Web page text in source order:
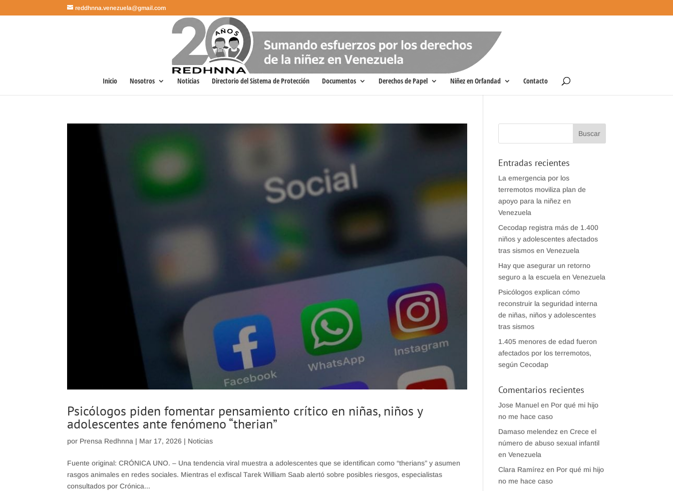
reddhnna.venezuela@gmail.com
Inicio Nosotros Noticias Directorio del Sistema de Protección Documentos Derechos de Papel Niñez en Orfandad Contacto
Psicólogos piden fomentar pensamiento crítico en niñas, niños y
adolescentes ante fenómeno “therian”
por Prensa Redhnna | Mar 17, 2026 | Noticias
Fuente original: CRÓNICA UNO. – Una tendencia viral muestra a adolescentes que se identifican como “therians” y asumen
rasgos animales en redes sociales. Mientras el exfiscal Tarek William Saab alertó sobre posibles riesgos, especialistas
consultados por Crónica...
Entradas recientes
La emergencia por los
terremotos moviliza plan de
apoyo para la niñez en
Venezuela
Cecodap registra más de 1.400
niños y adolescentes afectados
tras sismos en Venezuela
Hay que asegurar un retorno
seguro a la escuela en Venezuela
Psicólogos explican cómo
reconstruir la seguridad interna
de niñas, niños y adolescentes
tras sismos
1.405 menores de edad fueron
afectados por los terremotos,
según Cecodap
Comentarios recientes
Jose Manuelen Por qué mi hijo
no me hace caso
Damaso melendez en Crece el
número de abuso sexual infantil
en Venezuela
Clara Ramírez en Por qué mi hijo
no me hace caso